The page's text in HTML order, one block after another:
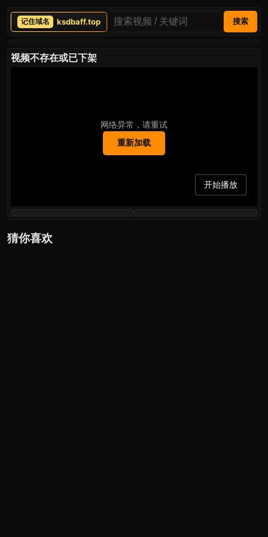
ksdbaff.top 搜索
视频不存在或已下架
网络异常，请重试
重新加载
开始播放
猜你喜欢